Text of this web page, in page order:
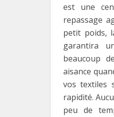
est une
repassage
petit poids,
garantira
beaucoup
aisance
vos textiles
rapidité.
peu de